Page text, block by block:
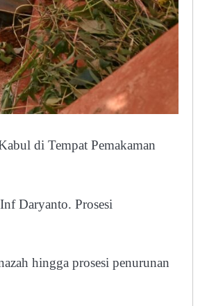
di Tempat Pemakaman
Daryanto. Prosesi
hingga prosesi penurunan